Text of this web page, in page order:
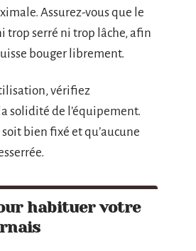
Assurez-vous que le
trop serré ni trop lâche, afin
bouger librement.
vérifiez
solidité de l’équipement.
soit bien fixé et qu’aucune
habituer votre